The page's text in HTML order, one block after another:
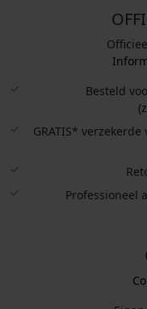
Besteld
GRATIS*
Professioneel